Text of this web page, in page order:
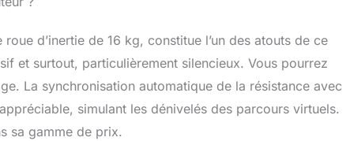
Onesprint pour le confort, le silence et la fiabilité
besoin d'aide, notre équipe aura plaisir à vous
communauté de sportifs exigeants, rejoignez
d’inertie de 16 kg, constitue l’un des atouts de ce
et surtout, particulièrement silencieux. Vous pourrez
La synchronisation automatique de la résistance avec
simulant les dénivelés des parcours virtuels.
sa gamme de prix.